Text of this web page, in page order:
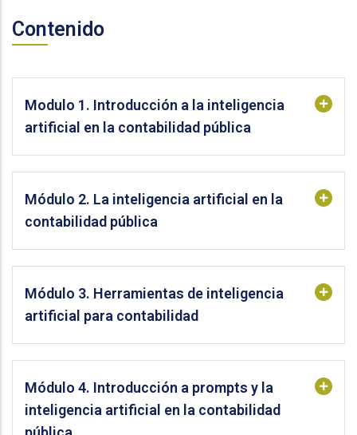
Contenido
Modulo 1. Introducción a la inteligencia
artificial en la contabilidad pública
Módulo 2. La inteligencia artificial en la
contabilidad pública
Módulo 3. Herramientas de inteligencia
artificial para contabilidad
Módulo 4. Introducción a prompts y la
inteligencia artificial en la contabilidad